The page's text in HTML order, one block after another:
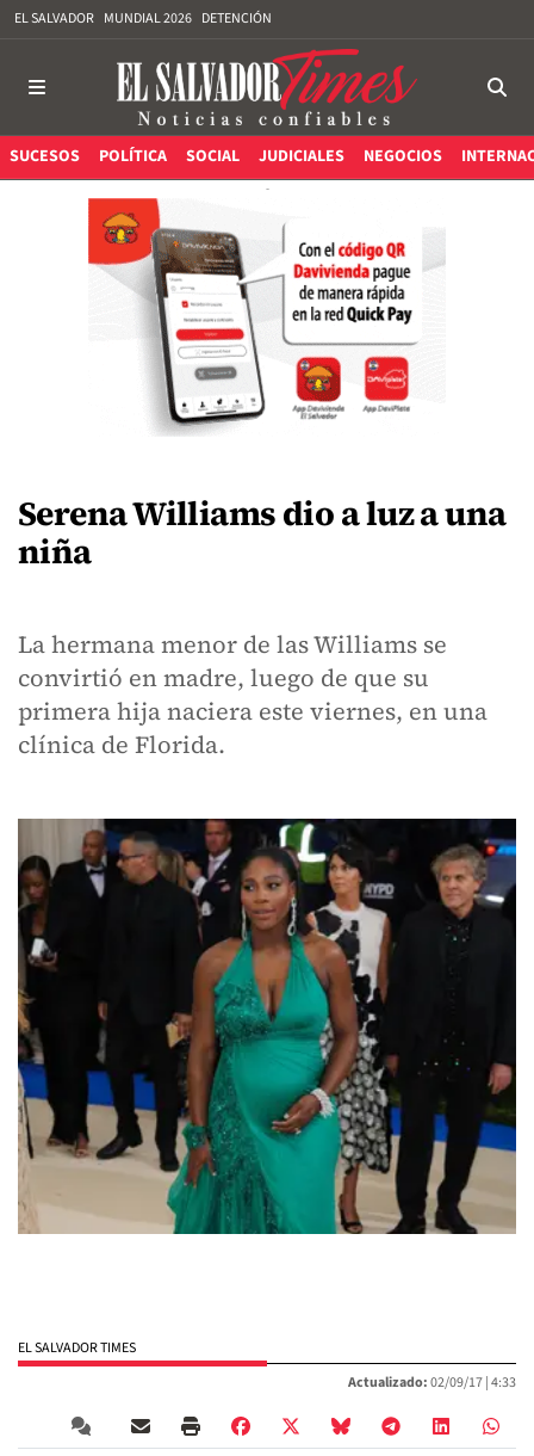
EL SALVADOR MUNDIAL 2026 DETENCIÓN
SUCESOS POLÍTICA SOCIAL JUDICIALES NEGOCIOS
Serena Williams dio a luz a una
niña
La hermana menor de las Williams se
convirtió en madre, luego de que su
primera hija naciera este viernes, en una
clínica de Florida.
EL SALVADOR TIMES
Actualizado:02/09/17 |4:33